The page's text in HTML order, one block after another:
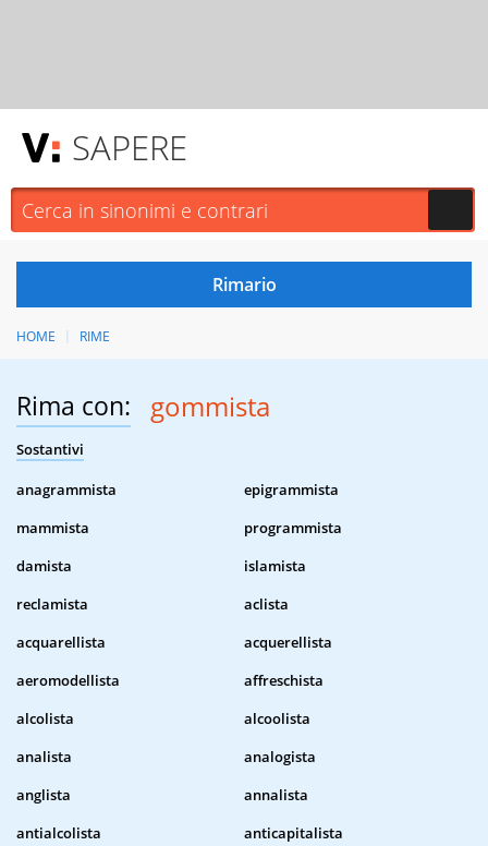
SAPERE
HOME RIME
Rima con: gommista
Sostantivi
anagrammista
epigrammista
mammista
programmista
damista
islamista
reclamista
aclista
acquarellista
acquerellista
aeromodellista
affreschista
alcolista
alcoolista
analista
analogista
anglista
annalista
antialcolista
anticapitalista